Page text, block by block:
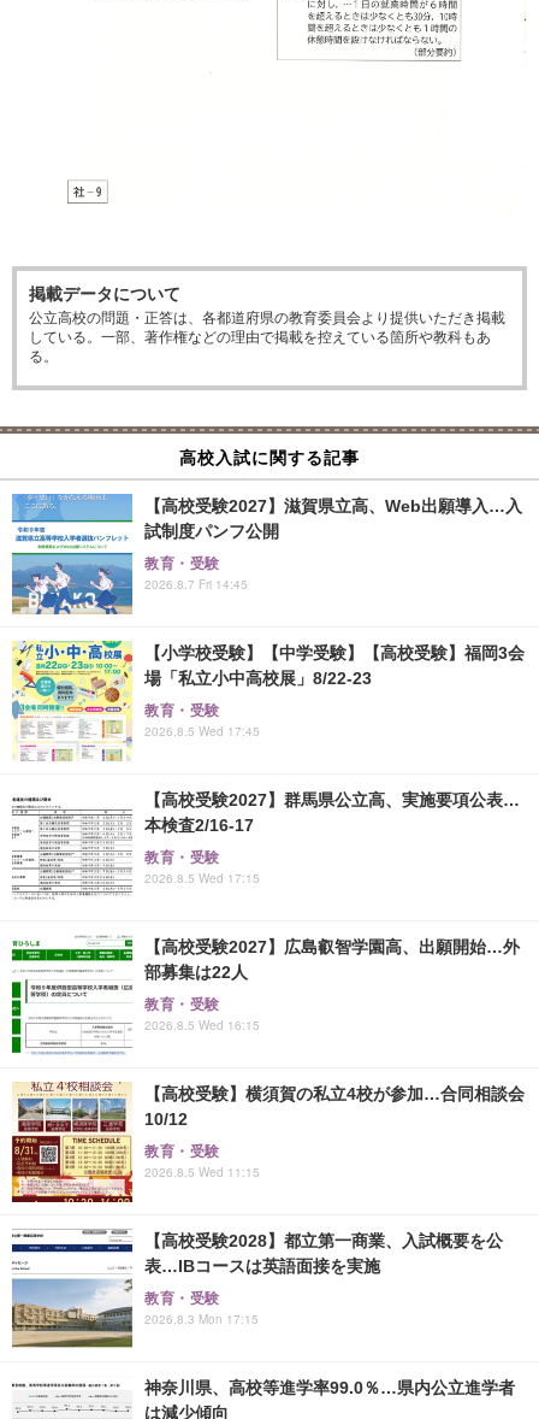
掲載データについて
公立高校の問題・正答は、各都道府県の教育委員会より提供いただき掲載
している。一部、著作権などの理由で掲載を控えている箇所や教科もあ
る。
高校入試に関する記事
【高校受験2027】滋賀県立高、Web出願導入…入
試制度パンフ公開
教育・受験
2026.8.7 Fri 14:45
【小学校受験】【中学受験】【高校受験】福岡3会
場「私立小中高校展」8/22-23
教育・受験
2026.8.5 Wed 17:45
【高校受験2027】群馬県公立高、実施要項公表…
本検査2/16-17
教育・受験
2026.8.5 Wed 17:15
【高校受験2027】広島叡智学園高、出願開始…外
部募集は22人
教育・受験
2026.8.5 Wed 16:15
【高校受験】横須賀の私立4校が参加…合同相談会
10/12
教育・受験
2026.8.5 Wed 11:15
【高校受験2028】都立第一商業、入試概要を公
表…IBコースは英語面接を実施
教育・受験
2026.8.3 Mon 17:15
神奈川県、高校等進学率99.0％…県内公立進学者
は減少傾向